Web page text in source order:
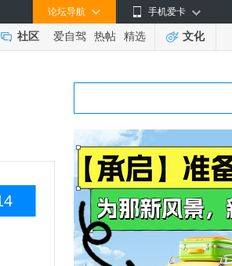
手机爱卡
论坛导航
社区 爱自驾 热帖 精选 文化